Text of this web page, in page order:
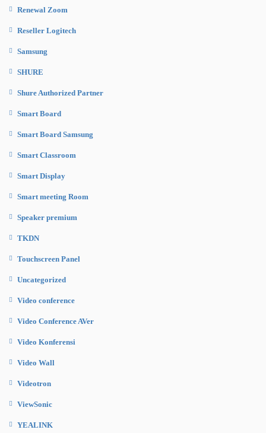
Renewal Zoom
Reseller Logitech
Samsung
SHURE
Shure Authorized Partner
Smart Board
Smart Board Samsung
Smart Classroom
Smart Display
Smart meeting Room
Speaker premium
TKDN
Touchscreen Panel
Uncategorized
Video conference
Video Conference AVer
Video Konferensi
Video Wall
Videotron
ViewSonic
YEALINK